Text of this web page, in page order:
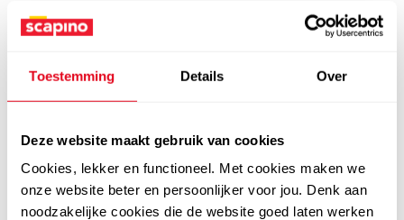
Toestemming Details Over
Deze website maakt gebruik van cookies
Cookies, lekker en functioneel. Met cookies maken we
onze website beter en persoonlijker voor jou. Denk aan
noodzakelijke cookies die de website goed laten werken